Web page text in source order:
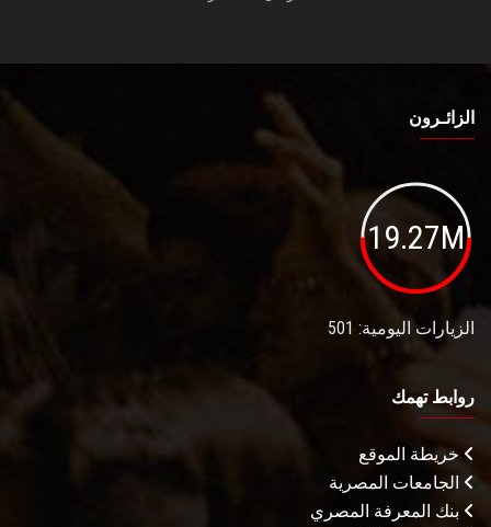
الزائـرون
19.27M
الزيارات اليومية: 501
روابط تهمك
خريطة الموقع
الجامعات المصرية
بنك المعرفة المصري